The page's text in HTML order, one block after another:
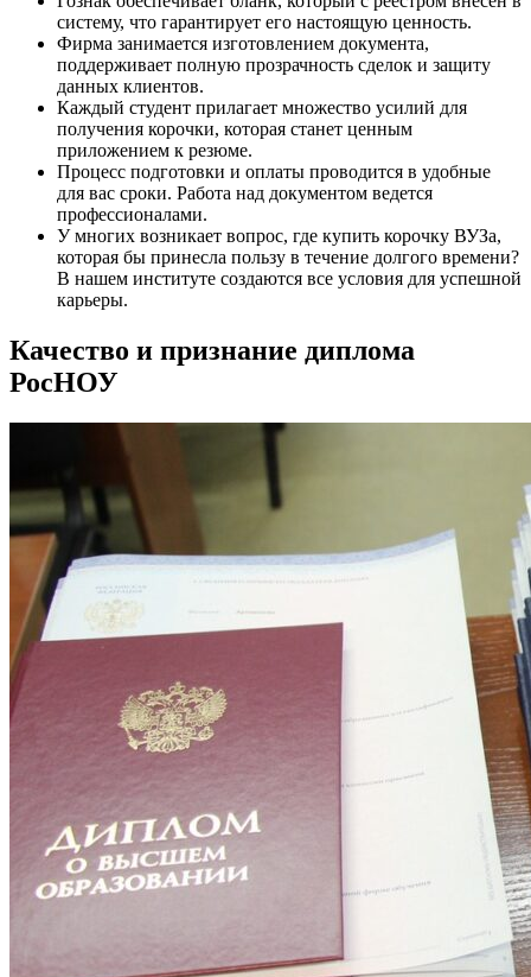
систему, что гарантирует его настоящую ценность.
Фирма занимается изготовлением документа,
поддерживает полную прозрачность сделок и защиту
данных клиентов.
Каждый студент прилагает множество усилий для
получения корочки, которая станет ценным
приложением к резюме.
Процесс подготовки и оплаты проводится в удобные
для вас сроки. Работа над документом ведется
профессионалами.
У многих возникает вопрос, где купить корочку ВУЗа,
которая бы принесла пользу в течение долгого времени?
В нашем институте создаются все условия для успешной
карьеры.
Качество и признание диплома
РосНОУ